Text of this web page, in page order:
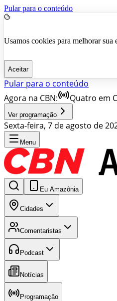
Pular para o conteúdo
Usamos cookies para melhorar sua
Aceitar
Pular para o conteúdo
Agora na CBN:
Quatro em
Ver programação
Sexta-feira, 7 de agosto de
Menu
Eu Amazônia
Cidades
Comentaristas
Podcast
Notícias
Programação